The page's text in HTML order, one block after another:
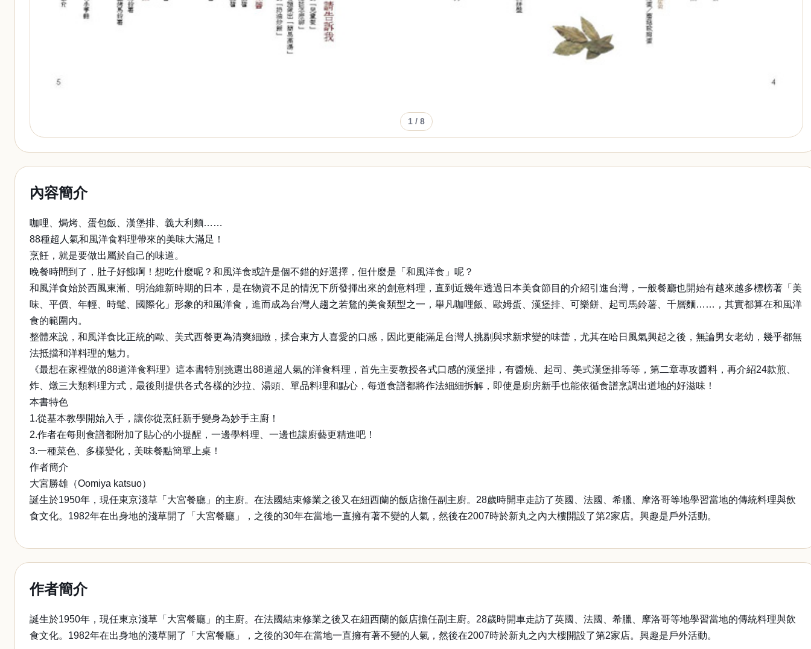
1 / 8
內容簡介
咖哩、焗烤、蛋包飯、漢堡排、義大利麵……
88種超人氣和風洋食料理帶來的美味大滿足！
烹飪，就是要做出屬於自己的味道。
晚餐時間到了，肚子好餓啊！想吃什麼呢？和風洋食或許是個不錯的好選擇，但什麼是「和風洋食」呢？
和風洋食始於西風東漸、明治維新時期的日本，是在物資不足的情況下所發揮出來的創意料理，直到近幾年透過日本美食節目的介紹引進台灣，一般餐廳也開始有越來越多標榜著「美
味、平價、年輕、時髦、國際化」形象的和風洋食，進而成為台灣人趨之若鶩的美食類型之一，舉凡咖哩飯、歐姆蛋、漢堡排、可樂餅、起司馬鈴薯、千層麵……，其實都算在和風洋
食的範圍內。
整體來說，和風洋食比正統的歐、美式西餐更為清爽細緻，揉合東方人喜愛的口感，因此更能滿足台灣人挑剔與求新求變的味蕾，尤其在哈日風氣興起之後，無論男女老幼，幾乎都無
法抵擋和洋料理的魅力。
《最想在家裡做的88道洋食料理》這本書特別挑選出88道超人氣的洋食料理，首先主要教授各式口感的漢堡排，有醬燒、起司、美式漢堡排等等，第二章專攻醬料，再介紹24款煎、
炸、燉三大類料理方式，最後則提供各式各樣的沙拉、湯頭、單品料理和點心，每道食譜都將作法細細拆解，即使是廚房新手也能依循食譜烹調出道地的好滋味！
本書特色
1.從基本教學開始入手，讓你從烹飪新手變身為妙手主廚！
2.作者在每則食譜都附加了貼心的小提醒，一邊學料理、一邊也讓廚藝更精進吧！
3.一種菜色、多樣變化，美味餐點簡單上桌！
作者簡介
大宮勝雄（Oomiya katsuo）
誕生於1950年，現任東京淺草「大宮餐廳」的主廚。在法國結束修業之後又在紐西蘭的飯店擔任副主廚。28歲時開車走訪了英國、法國、希臘、摩洛哥等地學習當地的傳統料理與飲
食文化。1982年在出身地的淺草開了「大宮餐廳」，之後的30年在當地一直擁有著不變的人氣，然後在2007時於新丸之內大樓開設了第2家店。興趣是戶外活動。
作者簡介
誕生於1950年，現任東京淺草「大宮餐廳」的主廚。在法國結束修業之後又在紐西蘭的飯店擔任副主廚。28歲時開車走訪了英國、法國、希臘、摩洛哥等地學習當地的傳統料理與飲
食文化。1982年在出身地的淺草開了「大宮餐廳」，之後的30年在當地一直擁有著不變的人氣，然後在2007時於新丸之內大樓開設了第2家店。興趣是戶外活動。